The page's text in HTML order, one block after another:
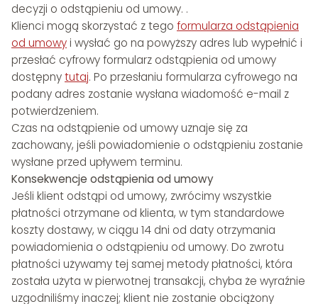
decyzji o odstąpieniu od umowy. .
Klienci mogą skorzystać z tego formularza odstąpienia
od umowyi wysłać go na powyższy adres lub wypełnić i
przesłać cyfrowy formularz odstąpienia od umowy
dostępnytutaj. Po przesłaniu formularza cyfrowego na
podany adres zostanie wysłana wiadomość e-mail z
potwierdzeniem.
Czas na odstąpienie od umowy uznaje się za
zachowany, jeśli powiadomienie o odstąpieniu zostanie
wysłane przed upływem terminu.
Konsekwencje odstąpienia od umowy
Jeśli klient odstąpi od umowy, zwrócimy wszystkie
płatności otrzymane od klienta, w tym standardowe
koszty dostawy, w ciągu 14 dni od daty otrzymania
powiadomienia o odstąpieniu od umowy. Do zwrotu
płatności używamy tej samej metody płatności, która
została użyta w pierwotnej transakcji, chyba że wyraźnie
uzgodniliśmy inaczej; klient nie zostanie obciążony